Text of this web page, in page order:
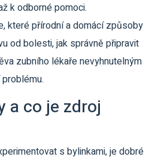
k odborné pomoci.
které přírodní a domácí způsoby
od bolesti, jak správně připravit
zubního lékaře nevyhnutelným
a co je zdroj
s bylinkami, je dobré